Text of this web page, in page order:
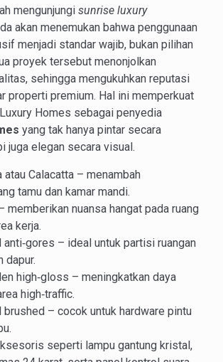
mengunjungi sunrise luxury
akan menemukan bahwa penggunaan
menjadi standar wajib, bukan pilihan
proyek tersebut menonjolkan
sehingga mengukuhkan reputasi
properti premium. Hal ini memperkuat
Homes sebagai penyedia
yang tak hanya pintar secara
juga elegan secara visual.
atau Calacatta – menambah
tamu dan kamar mandi.
memberikan nuansa hangat pada ruang
kerja.
anti‑gores – ideal untuk partisi ruangan
dapur.
high‑gloss – meningkatkan daya
high‑traffic.
brushed – cocok untuk hardware pintu
seperti lampu gantung kristal,